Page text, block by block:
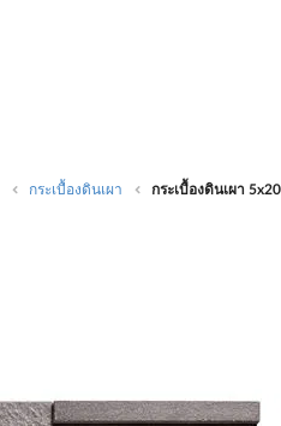
กระเบื้องดินเผา กระเบื้องดินเผา